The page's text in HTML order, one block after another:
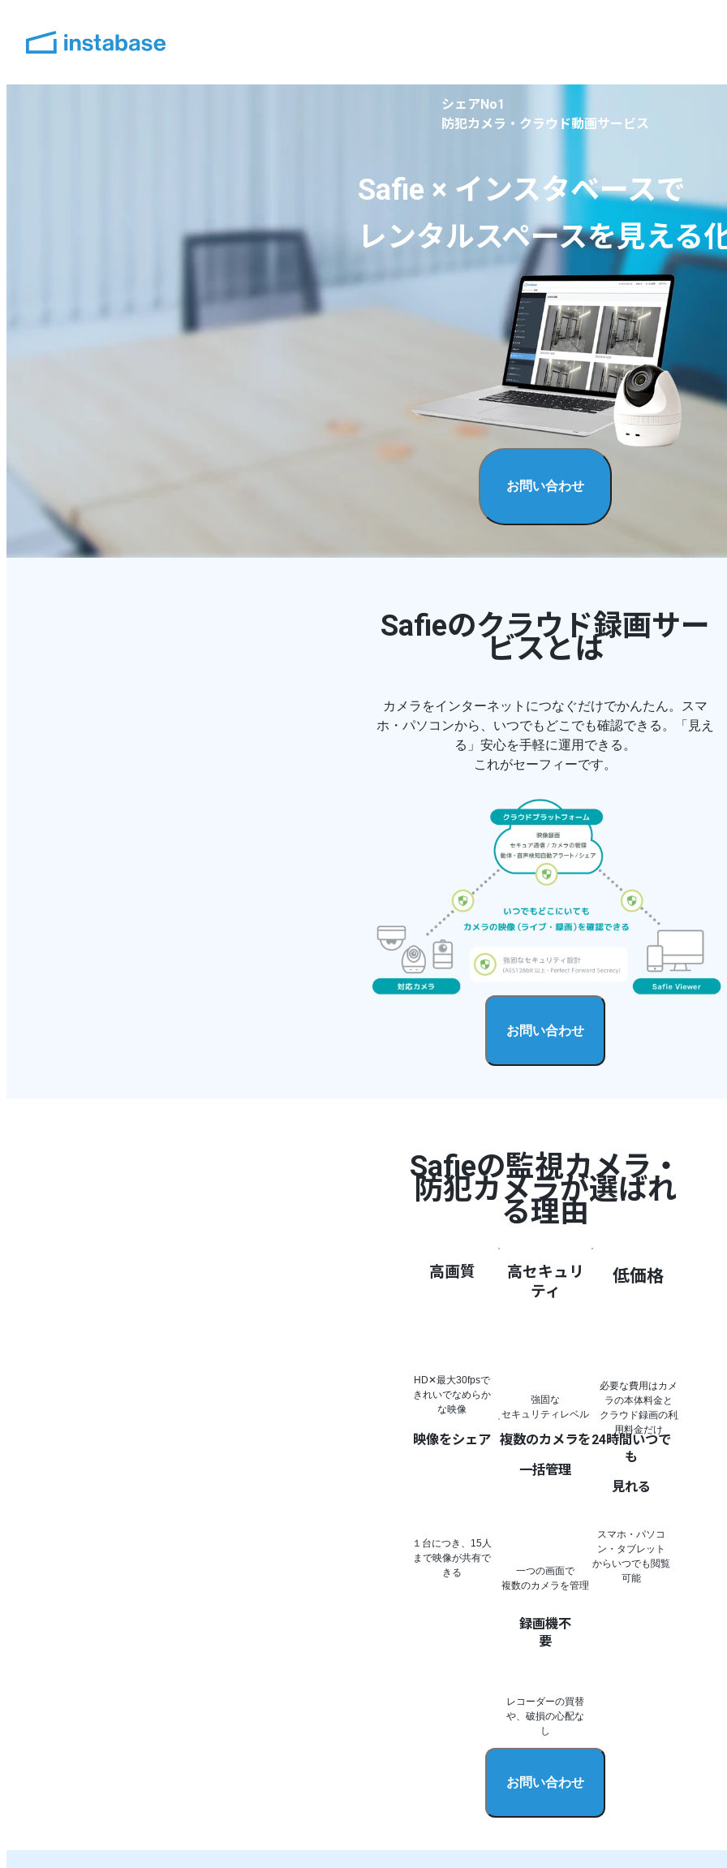
シェアNo1
防犯カメラ・クラウド動画サービス
Safie × インスタベースで
レンタルスペースを見える
お問い合わせ
Safieのクラウド録画サー
ビスとは
カメラをインターネットにつなぐだけでかんたん。スマ
ホ・パソコンから、いつでもどこでも確認できる。「見え
る」安心を手軽に運用できる。
これがセーフィーです。
お問い合わせ
Safieの監視カメラ・
防犯カメラが選ばれ
る理由
高画質
HD✕最大30fpsで
きれいでなめらか
な映像
高セキュリ
ティ
強固な
セキュリティレベル
低価格
必要な費用はカメ
ラの本体料金と
クラウド録画の利
用料金だけ
映像をシェア
１台につき、15人
まで映像が共有で
きる
複数のカメラを
一括管理
一つの画面で
複数のカメラを管理
24時間いつで
も
見れる
スマホ・パソコ
ン・タブレット
からいつでも閲覧
可能
録画機不
要
レコーダーの買替
や、破損の心配な
し
お問い合わせ